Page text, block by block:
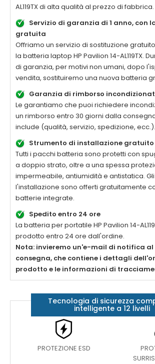
AL119TXdi alta qualità al prezzo di fabbrica.
Servizio di garanzia di 1 anno, con
gratuita
Offriamo un servizio di sostituzione
la batteria laptop HP Pavilion 14-AL119TX.
di garanzia, per motivi non umani, dopo
vendita, sostituiremo una nuova batteria
Garanzia di rimborso
Le garantiamo che puoi richiedere
un rimborso entro 30 giorni dalla
include (qualità, servizio, spedizione, ecc.).
Strumento di installazione gratuito
Tutti i pacchi batteria sono protetti con
a doppio strato, oltre a una spessa
impermeabile, antiumidità e antistatica.
l'installazione sono offerti gratuitamente
batterie integrate.
Spedito entro 24 ore
La batteria per portatile HP Pavilion 14-
prodotto entro 24 ore dall'ordine.
Nota: invieremo un'e-mail di notifica al
consegna, che contiene i dettagli
prodotto e le informazioni di
Tecnologia di sicurezza
intelligente a 12 livelli
PROTEZIONE ESD